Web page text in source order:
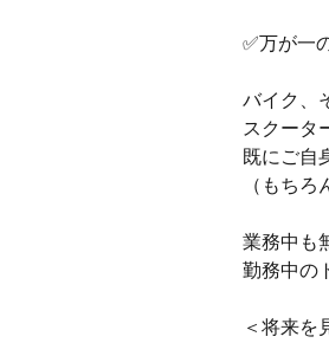
✅万が一
バイク、
スクータ
既にご自
（もちろ
業務中も
勤務中の
＜将来を